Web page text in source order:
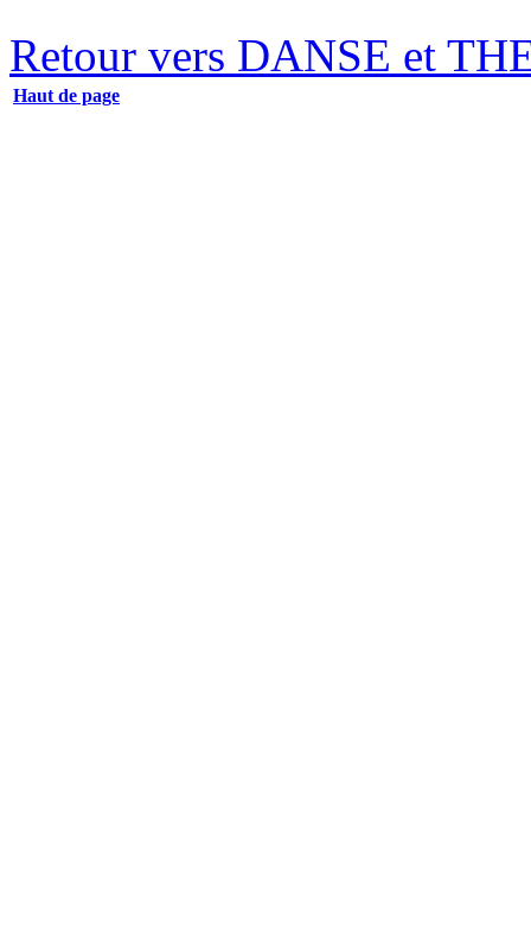
Retour vers DANSE et
Haut de page